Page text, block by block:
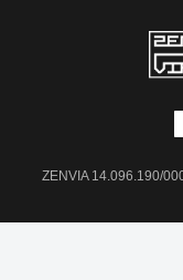
ZENVIA 14.096.190/